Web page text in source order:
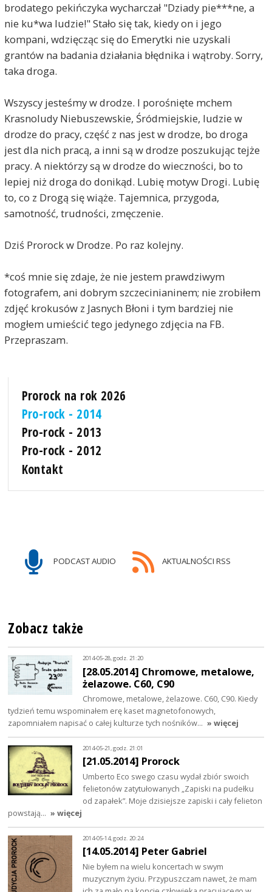
brodatego pekińczyka wycharczał "Dziady pie***ne, a
nie ku*wa ludzie!" Stało się tak, kiedy on i jego
kompani, wdzięcząc się do Emerytki nie uzyskali
grantów na badania działania błędnika i wątroby. Sorry,
taka droga.
Wszyscy jesteśmy w drodze. I porośnięte mchem
Krasnoludy Niebuszewskie, Śródmiejskie, ludzie w
drodze do pracy, część z nas jest w drodze, bo droga
jest dla nich pracą, a inni są w drodze poszukując tejże
pracy. A niektórzy są w drodze do wieczności, bo to
lepiej niż droga do donikąd. Lubię motyw Drogi. Lubię
to, co z Drogą się wiąże. Tajemnica, przygoda,
samotność, trudności, zmęczenie.
Dziś Prorock w Drodze. Po raz kolejny.
*coś mnie się zdaje, że nie jestem prawdziwym
fotografem, ani dobrym szczecinianinem; nie zrobiłem
zdjęć krokusów z Jasnych Błoni i tym bardziej nie
mogłem umieścić tego jedynego zdjęcia na FB.
Przepraszam.
Prorock na rok 2026
Pro-rock - 2014
Pro-rock - 2013
Pro-rock - 2012
Kontakt
PODCAST AUDIO AKTUALNOŚCI RSS
Zobacz także
2014-05-28, godz. 21:20
[28.05.2014] Chromowe, metalowe,
żelazowe. C60, C90
Chromowe, metalowe, żelazowe. C60, C90. Kiedy
tydzień temu wspominałem erę kaset magnetofonowych,
zapomniałem napisać o całej kulturze tych nośników… » więcej
2014-05-21, godz. 21:01
[21.05.2014] Prorock
Umberto Eco swego czasu wydał zbiór swoich
felietonów zatytułowanych „Zapiski na pudełku
od zapałek”. Moje dzisiejsze zapiski i cały felieton
powstają… » więcej
2014-05-14, godz. 20:24
[14.05.2014] Peter Gabriel
Nie byłem na wielu koncertach w swym
muzycznym życiu. Przypuszczam nawet, że mam